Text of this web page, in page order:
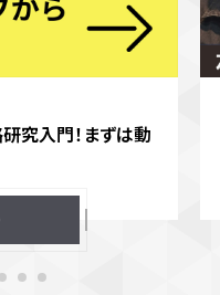
究入門！まずは動